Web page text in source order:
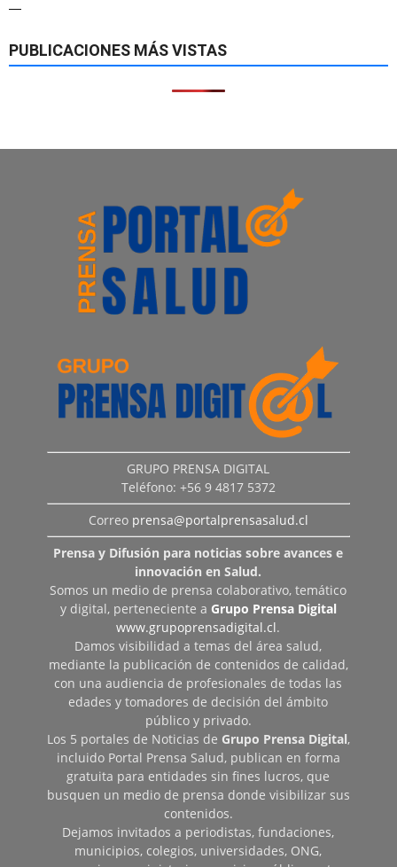
—
PUBLICACIONES MÁS VISTAS
GRUPO PRENSA DIGITAL
Teléfono: +56 9 4817 5372
Correo prensa@portalprensasalud.cl
Prensa y Difusión para noticias sobre avances e
innovación en Salud.
Somos un medio de prensa colaborativo, temático
y digital, perteneciente a Grupo Prensa Digital
www.grupoprensadigital.cl.
Damos visibilidad a temas del área salud,
mediante la publicación de contenidos de calidad,
con una audiencia de profesionales de todas las
edades y tomadores de decisión del ámbito
público y privado.
Los 5 portales de Noticias de Grupo Prensa Digital,
incluido Portal Prensa Salud, publican en forma
gratuita para entidades sin fines lucros, que
busquen un medio de prensa donde visibilizar sus
contenidos.
Dejamos invitados a periodistas, fundaciones,
municipios, colegios, universidades, ONG,